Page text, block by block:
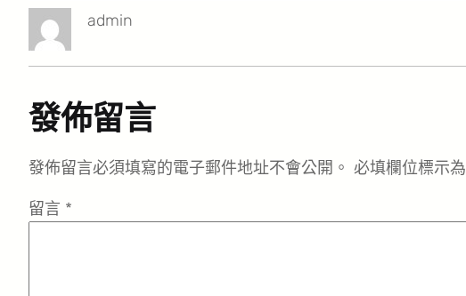
admin
發佈留言
發佈留言必須填寫的電子郵件地址不會公開。 必填欄位標示為
留言 *